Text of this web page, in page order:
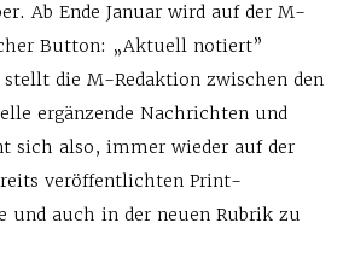
Ab Ende Januar wird auf der M-
Button: „Aktuell notiert”
die M-Redaktion zwischen den
ergänzende Nachrichten und
sich also, immer wieder auf der
veröffentlichten Print-
und auch in der neuen Rubrik zu